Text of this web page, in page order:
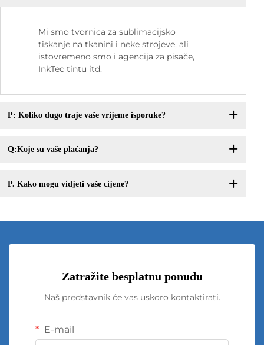
Mi smo tvornica za sublimacijsko
tiskanje na tkanini i neke strojeve, ali
istovremeno smo i agencija za pisače,
InkTec tintu itd.
P: Koliko dugo traje vaše vrijeme isporuke?
Q:Koje su vaše plaćanja?
P. Kako mogu vidjeti vaše cijene?
Zatražite besplatnu ponudu
Naš predstavnik će vas uskoro kontaktirati.
E-mail